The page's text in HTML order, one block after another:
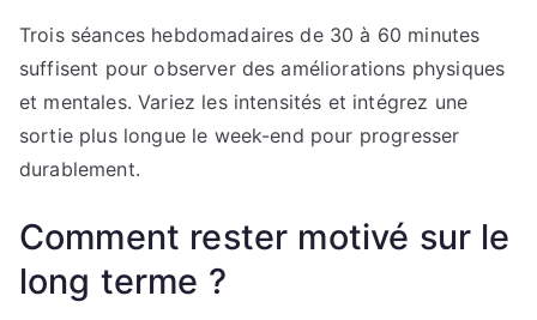
Trois séances hebdomadaires de 30 à 60 minutes
suffisent pour observer des améliorations physiques
et mentales. Variez les intensités et intégrez une
sortie plus longue le week-end pour progresser
durablement.
Comment rester motivé sur le
long terme ?